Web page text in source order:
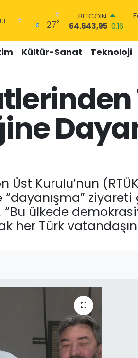
27°
DOLAR
47,6006 0.06
55,0250
0.02
STERLİN
6500.87
BİST100
13.799 70
64.643,95 0.16
Kültür-Sanat Teknoloji
Üst Kurulu’nun
“dayanışma”
ülkede
Türk